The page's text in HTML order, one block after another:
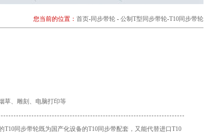
您当前的位置： 首页-同步带轮 - 公制T型同步带轮-T10同步带轮
、烟草、雕刻、电脑打印等
同步带轮既为国产化设备的T10同步带配套，又能代替进口T10